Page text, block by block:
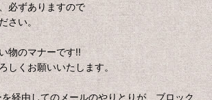
必ずありますので
い。
物のマナーです!!
しくお願いいたします。
経由してのメールのやりとりが、ブロック